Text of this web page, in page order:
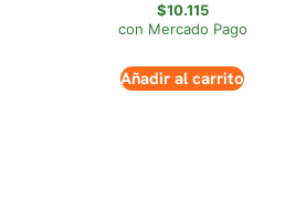
$10.115
con Mercado Pago
Añadir al carrito